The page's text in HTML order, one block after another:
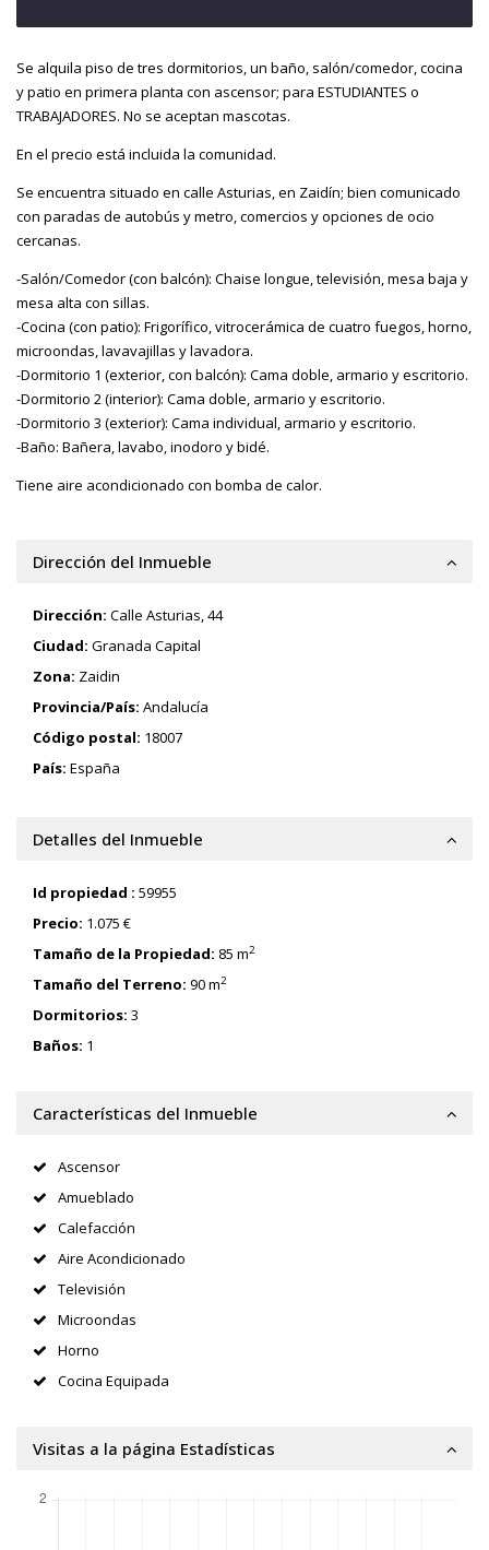
Se alquila piso de tres dormitorios, un baño, salón/comedor, cocina
y patio en primera planta con ascensor; para ESTUDIANTES o
TRABAJADORES. No se aceptan mascotas.
En el precio está incluida la comunidad.
Se encuentra situado en calle Asturias, en Zaidín; bien comunicado
con paradas de autobús y metro, comercios y opciones de ocio
cercanas.
-Salón/Comedor (con balcón): Chaise longue, televisión, mesa baja y
mesa alta con sillas.
-Cocina (con patio): Frigorífico, vitrocerámica de cuatro fuegos, horno,
microondas, lavavajillas y lavadora.
-Dormitorio 1 (exterior, con balcón): Cama doble, armario y escritorio.
-Dormitorio 2 (interior): Cama doble, armario y escritorio.
-Dormitorio 3 (exterior): Cama individual, armario y escritorio.
-Baño: Bañera, lavabo, inodoro y bidé.
Tiene aire acondicionado con bomba de calor.
Dirección del Inmueble
Dirección: Calle Asturias, 44
Ciudad: Granada Capital
Zona: Zaidin
Provincia/País: Andalucía
Código postal: 18007
País: España
Detalles del Inmueble
Id propiedad : 59955
Precio: 1.075 €
Tamaño de la Propiedad: 85 m2
Tamaño del Terreno: 90 m2
Dormitorios: 3
Baños: 1
Características del Inmueble
Ascensor
Amueblado
Calefacción
Aire Acondicionado
Televisión
Microondas
Horno
Cocina Equipada
Visitas a la página Estadísticas